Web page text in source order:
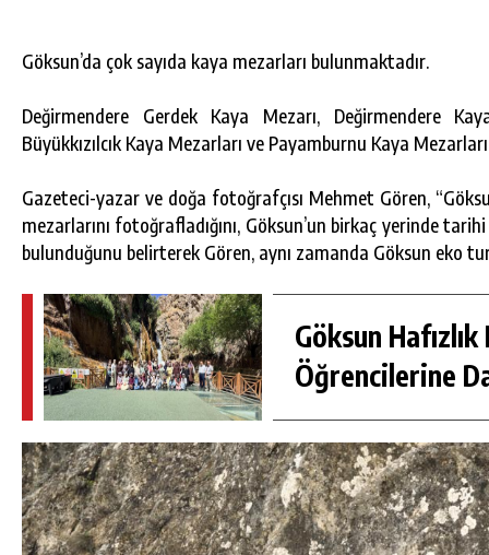
Göksun’da çok sayıda kaya mezarları bulunmaktadır.
Değirmendere Gerdek Kaya Mezarı, Değirmendere
Büyükkızılcık Kaya Mezarları ve Payamburnu Kaya
Gazeteci-yazar ve doğa fotoğrafçısı Mehmet Gören,
mezarlarını fotoğrafladığını, Göksun’un birkaç yerinde
bulunduğunu belirterek Gören, aynı zamanda Göksun eko
Göksun Hafızlık
Öğrencilerine
GÜNLÜK HABER AKIŞI
GÖKSUN HAFIZLIK KIZ KUR’AN KURSU
ÖĞRENCILERINE DARENDE GEZISI.